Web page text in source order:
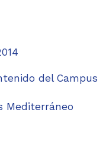
del Campus
Mediterráneo